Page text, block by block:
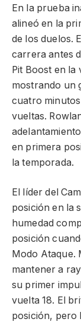
En la prueba
alineó en la
de los duelos.
carrera antes
Pit Boost en la
mostrando un
cuatro
vueltas.
en primera
la temporada.
El líder del
posición en la
humedad
posición
Modo Ataque.
mantener a
su primer
vuelta 18. El
posición, pero